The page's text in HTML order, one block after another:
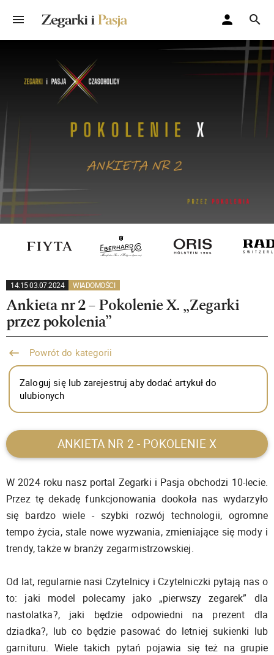
14:15 03.07.2024 WIADOMOŚCI
Ankieta nr 2 – Pokolenie X. „Zegarki
przez pokolenia”
Powrót do kategorii
Zaloguj się lub zarejestruj aby dodać artykuł do
ulubionych
ANKIETA NR 2 - POKOLENIE X
W 2024 roku nasz portal Zegarki i Pasja obchodzi 10-lecie.
Przez tę dekadę funkcjonowania dookoła nas wydarzyło
się bardzo wiele - szybki rozwój technologii, ogromne
tempo życia, stale nowe wyzwania, zmieniające się mody i
trendy, także w branży zegarmistrzowskiej.
Od lat, regularnie nasi Czytelnicy i Czytelniczki pytają nas o
to: jaki model polecamy jako „pierwszy zegarek” dla
nastolatka?, jaki będzie odpowiedni na prezent dla
dziadka?, lub co będzie pasować do letniej sukienki lub
garnituru. Wiele takich pytań pojawia się też na grupie